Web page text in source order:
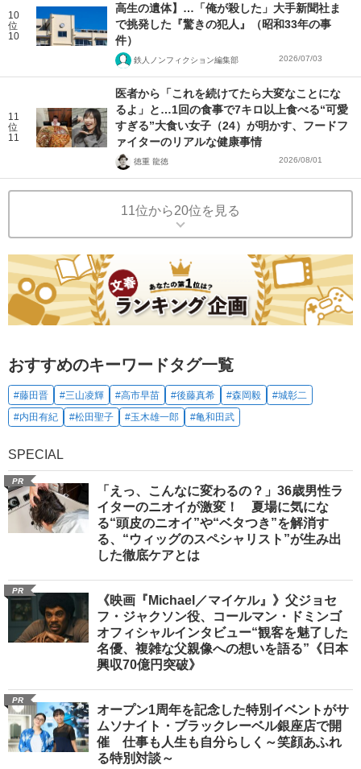
10
位
10
高生の遺体】…「俺が殺した」大手新聞社ま
で挑発した『驚きの犯人』（昭和33年の事
件）
鉄人ノンフィクション編集部 2026/07/03
11
位
11
医者から「これを続けてたら大変なことにな
るよ」と…1回の食事で7キロ以上食べる“可愛
すぎる”大食い女子（24）が明かす、フードフ
ァイターのリアルな健康事情
徳重 龍徳 2026/08/01
11位から20位を見る
おすすめのキーワードタグ一覧
#藤田晋 #三山凌輝 #高市早苗 #後藤真希 #森岡毅
#城彰二
#内田有紀
#松田聖子 #玉木雄一郎 #亀和田武
SPECIAL
PR
「えっ、こんなに変わるの？」36歳男性ラ
イターのニオイが激変！ 夏場に気にな
る“頭皮のニオイ”や“ベタつき”を解消す
る、“ウィッグのスペシャリスト”が生み出
した徹底ケアとは
PR
《映画『Michael／マイケル』》父ジョセ
フ・ジャクソン役、コールマン・ドミンゴ
オフィシャルインタビュー“観客を魅了した
名優、複雑な父親像への想いを語る”《日本
興収70億円突破》
PR
オープン1周年を記念した特別イベントがサ
ムソナイト・ブラックレーベル銀座店で開
催 仕事も人生も自分らしく～笑顔あふれ
る特別対談～